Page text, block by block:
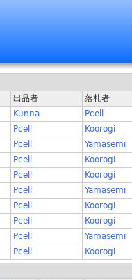
出品者 落札者
Kunna Pcell
Pcell Koorogi
Pcell Yamasemi
Pcell Koorogi
Pcell Koorogi
Pcell Yamasemi
Pcell Koorogi
Pcell Koorogi
Pcell Yamasemi
Pcell Koorogi